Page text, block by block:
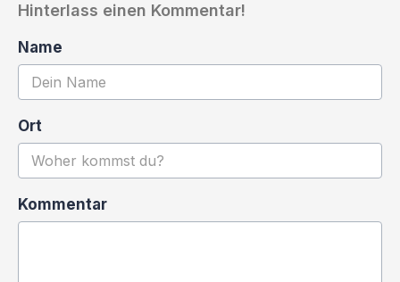
Hinterlass einen Kommentar!
Name
Ort
Kommentar